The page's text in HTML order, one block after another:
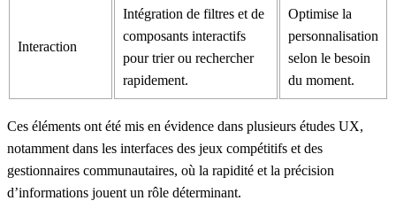
Interaction
Intégration de filtres et de
composants interactifs
pour trier ou rechercher
rapidement.
Optimise la
personnalisation
selon le besoin
du moment.
Ces éléments ont été mis en évidence dans plusieurs études UX,
notamment dans les interfaces des jeux compétitifs et des
gestionnaires communautaires, où la rapidité et la précision
d’informations jouent un rôle déterminant.